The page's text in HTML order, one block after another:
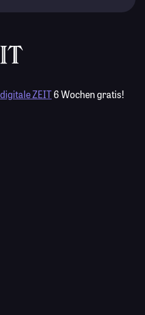
digitale ZEIT6 Wochen gratis!